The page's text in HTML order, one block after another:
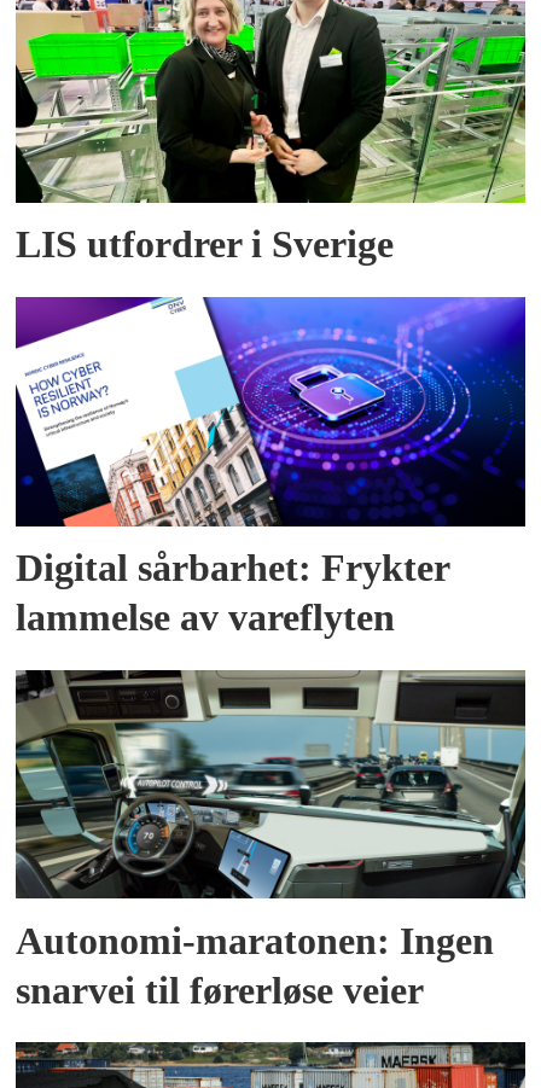
LIS utfordrer i Sverige
Digital sårbarhet: Frykter
lammelse av vareflyten
Autonomi-maratonen: Ingen
snarvei til førerløse veier